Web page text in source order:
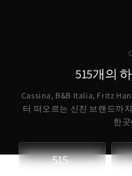
515개의
Cassina, B&B Italia, Fritz
터 떠오르는 신진 브랜드까
한
515+